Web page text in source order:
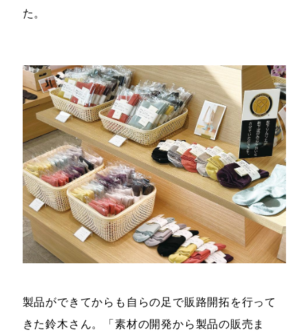
た。
製品ができてからも自らの足で販路開拓を行って
きた鈴木さん。「素材の開発から製品の販売ま